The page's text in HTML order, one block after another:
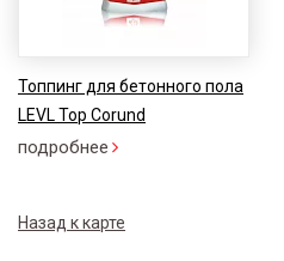
Топпинг для бетонного пола
LEVL Top Corund
подробнее
Назад к карте